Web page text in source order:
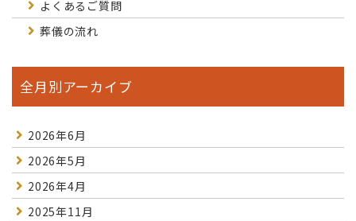
よくあるご質問
葬儀の流れ
全月別アーカイブ
2026年6月
2026年5月
2026年4月
2025年11月